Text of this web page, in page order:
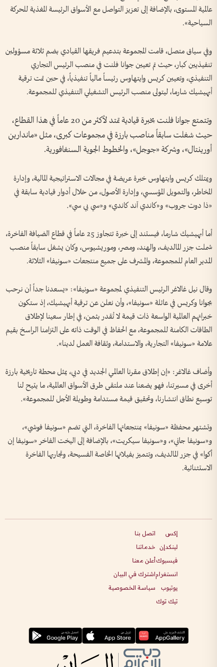
عالمية المستوى، بالإضافة إلى تعزيز التواصل مع الأسواق الرئيسة المغذية للحركة
السياحية».
وفي سياق متصل، قامت المجموعة بتدعيم فريقها القيادي بضم ثلاثة مسؤولين
تنفيذيين كبار، حيث تم تعيين جوانا فلنت في منصب الرئيس التجاري
التنفيذي، وتعيين كريس وايتهاوس رئيساً مالياً تنفيذياً، في حين تمت ترقية
أبهيشيك شارما، ليتولى منصب الرئيس التشغيلي التنفيذي للمجموعة.
وتتمتع جوانا فلنت بخبرة قيادية تمتد لأكثر من 20 عاماً في هذا القطاع،
حيث شغلت سابقاً مناصب بارزة في مجموعات كبرى، مثل «ماندارين
أورينتال»، وشركة «جوجل»، والخطوط الجوية السنغافورية.
ويمتلك كريس وايتهاوس خبرة عريضة في مجالات الاستراتيجية المالية، وإدارة
المخاطر، والتمويل المؤسسي، وإدارة الأصول، من خلال أدوار قيادية سابقة في
«ذا دوت جروب» و«كاندي آند كاندي» و«سي بي سي».
أما أبهيشيك شارما، فيستند إلى خبرة تتجاوز 25 عاماً في قطاع الضيافة الفاخرة،
شملت جزر المالديف، والهند، ومصر، وموريشيوس، وكان يشغل سابقاً منصب
المدير العام للمجموعة، والمشرف على جميع منتجعات «سونيفا» الثلاثة.
وقال نيل غالاغر الرئيس التنفيذي لمجموعة «سونيفا»: «يسعدنا جداً أن نرحب
بجوانا وكريس في عائلة «سونيفا»، وأن نعلن عن ترقية أبهيشيك، إذ ستكون
خبراتهم العالمية الواسعة ذات قيمة لا تُقدر بثمن، في إطار سعينا لإطلاق
الطاقات الكامنة للمجموعة، مع الحفاظ في الوقت ذاته على التزامنا الراسخ بقيم
علامة «سونيفا» التجارية، والاستدامة، وثقافة العمل لدينا».
وأضاف غالاغر: «إن إطلاق مقرنا العالمي الجديد في دبي، يمثل محطة تاريخية بارزة
أخرى في مسيرتنا، فهو يضعنا عند ملتقى طرق الأسواق العالمية، ما يتيح لنا
توسيع نطاق انتشارنا، وتحقيق قيمة مستدامة وطويلة الأجل للمجموعة».
وتشتهر محفظة «سونيفا» بمنتجعاتها الفاخرة، التي تضم «سونيفا فوشي»،
و«سونيفا جاني»، و«سونيفا سيكريت»، بالإضافة إلى اليخت الفاخر «سونيفا إن
أكوا» في جزر المالديف، وتتميز بفيلاتها الخاصة الفسيحة، وتجاربها الفاخرة
الاستثنائية.
إكس
لينكدإن
فيسبوك
انستغرام
يوتيوب
تيك توك
اتصل بنا
خدماتنا
أعلن معنا
اشترك في البيان
سياسة الخصوصية